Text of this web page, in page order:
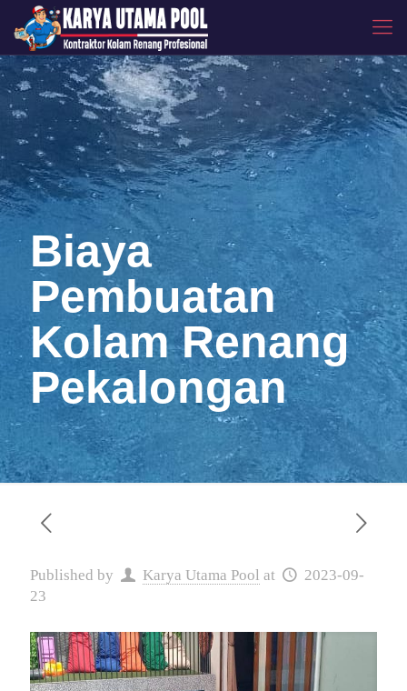
Biaya
Pembuatan
Kolam Renang
Pekalongan
Published by Karya Utama Pool at
2023-09-
23